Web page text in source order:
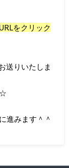
をクリック
送りいたしま
☆
進みます＾＾